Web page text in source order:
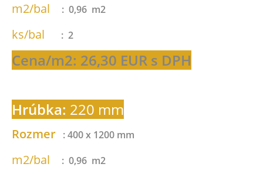
m2/bal : 0,96 m2
ks/bal : 2
Cena/m2: 26,30 EUR s DPH
Hrúbka: 220 mm
Rozmer : 400 x 1200 mm
m2/bal : 0,96 m2